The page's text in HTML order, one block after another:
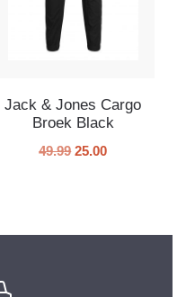
Jack & Jones Cargo
Broek Black
49.99 25.00